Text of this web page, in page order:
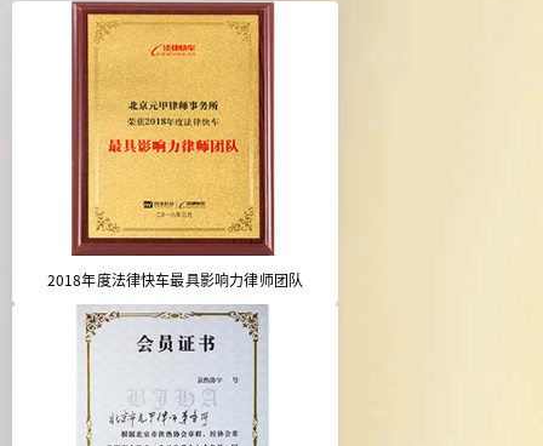
2018年度法律快车最具影响力律师团队